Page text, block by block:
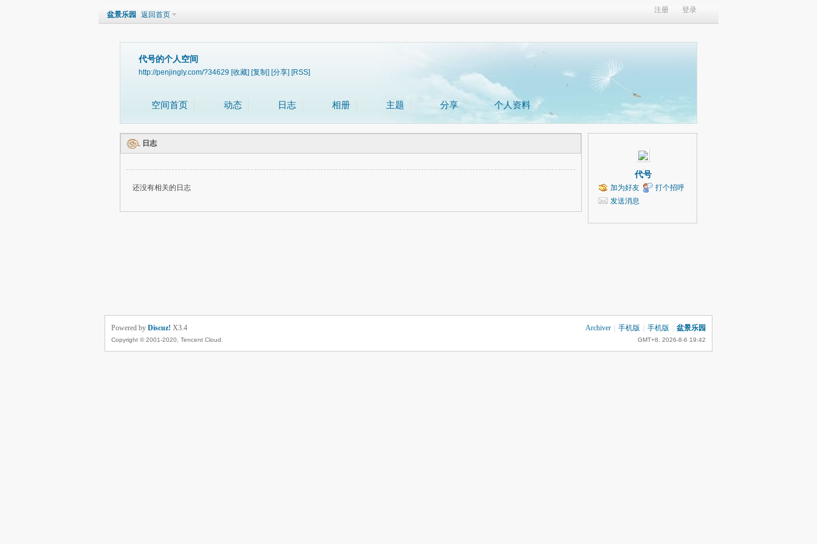
注册 登录
盆景乐园 返回首页
代号的个人空间
http://penjingly.com/?34629 [收藏] [复制] [分享] [RSS]
空间首页 动态 日志 相册 主题 分享 个人资料
日志
还没有相关的日志
代号
加为好友
打个招呼
发送消息
Archiver 手机版 手机版 盆景乐园
GMT+8, 2026-8-6 19:42
Powered by Discuz! X3.4
Copyright © 2001-2020, Tencent Cloud.